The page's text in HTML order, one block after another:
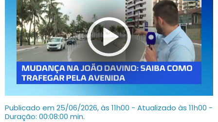
Publicado em 25/06/2026, às 11h00 - Atualizado às 11h00 -
Duração: 00:08:00 min.